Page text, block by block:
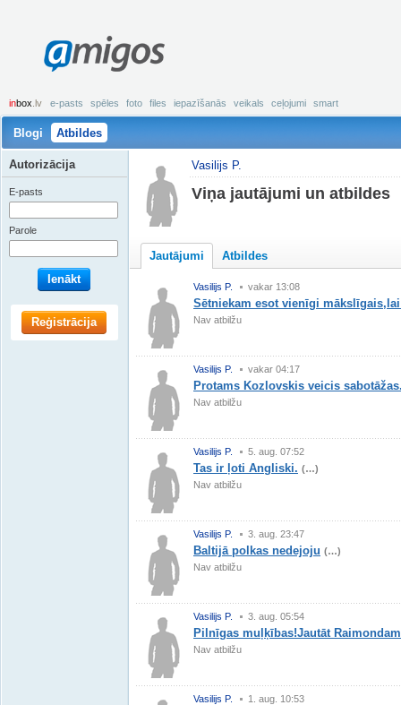
amigos
inbox .lv e-pasts spēles foto files iepazīšanās veikals ceļojumi smart
Blogi Atbildes
Vasilijs P.
Viņa jautājumi un atbildes
Jautājumi Atbildes
Vasilijs P. vakar 13:08
Sētniekam esot vienīgi
Nav atbilžu
Vasilijs P. vakar 04:17
Protams Kozlovskis veicis
Nav atbilžu
Vasilijs P. 5. aug. 07:52
Tas ir ļoti Angliski. (…)
Nav atbilžu
Vasilijs P. 3. aug. 23:47
Baltijā polkas nedejoju (…)
Nav atbilžu
Vasilijs P. 3. aug. 05:54
Pilnīgas muļķības!Jautāt
Nav atbilžu
Vasilijs P. 1. aug. 10:53
Autorizācija
E-pasts
Parole
Ienākt
Reģistrācija